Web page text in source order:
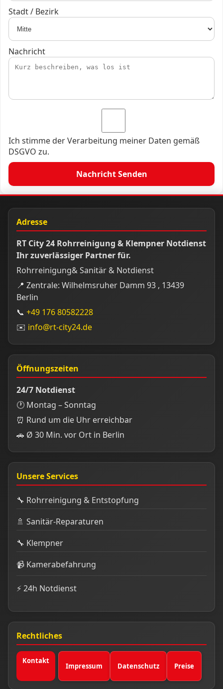
Stadt / Bezirk
Nachricht
Ich stimme der Verarbeitung meiner Daten gemäß
DSGVO zu.
Nachricht Senden
Adresse
RT City 24 Rohrreinigung & Klempner Notdienst
Ihr zuverlässiger Partner für.
Rohrreinigung& Sanitär & Notdienst
📍 Zentrale: Wilhelmsruher Damm 93 , 13439
Berlin
📞 +49 176 80582228
✉️ info@rt-city24.de
Öffnungszeiten
24/7 Notdienst
🕐 Montag – Sonntag
⏰ Rund um die Uhr erreichbar
🚗 Ø 30 Min. vor Ort in Berlin
Unsere Services
🔧 Rohrreinigung & Entstopfung
🚿 Sanitär-Reparaturen
🔧 Klempner
📹 Kamerabefahrung
⚡ 24h Notdienst
Rechtliches
Kontakt
Impressum Datenschutz Preise